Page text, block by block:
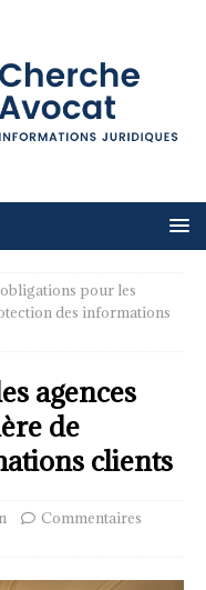
pour les
des informations
agences
de
clients
Commentaires